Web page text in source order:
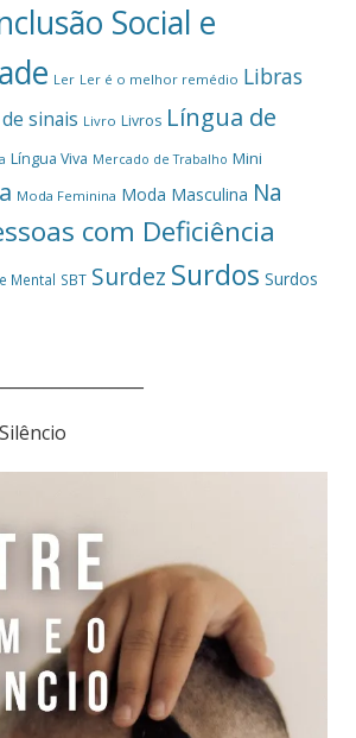
Social e
Ler Ler é o melhor remédio Libras
sinais Livro Livros Língua de
Língua Viva Mercado de Trabalho Mini
Moda Feminina Moda Masculina Na
com Deficiência
Mental SBT Surdez Surdos Surdos